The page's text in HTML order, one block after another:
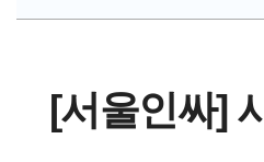
[서울인싸]